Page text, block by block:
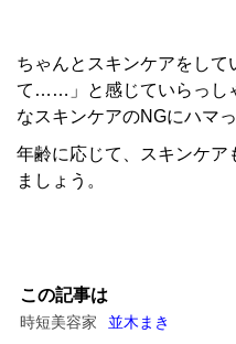
ちゃんとスキンケアをして
て……」と感じていらっし
なスキンケアのNGにハマ
年齢に応じて、スキンケア
ましょう。
この記事は
時短美容家 並木まき